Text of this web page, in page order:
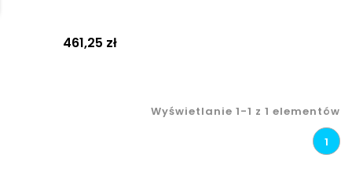
461,25 zł
Wyświetlanie 1-1 z 1 elementów
1